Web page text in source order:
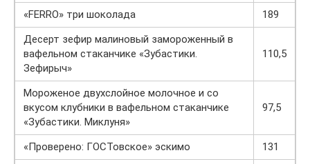
«FERRO» три шоколада
189
Десерт зефир малиновый замороженный в
вафельном стаканчике «Зубастики.
Зефирыч»
110,5
Мороженое двухслойное молочное и со
вкусом клубники в вафельном стаканчике
«Зубастики. Миклуня»
97,5
«Проверено: ГОСТовское» эскимо
131